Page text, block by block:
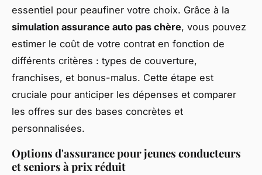
essentiel pour peaufiner votre choix. Grâce à la
simulation assurance auto pas chère, vous pouvez
estimer le coût de votre contrat en fonction de
différents critères : types de couverture,
franchises, et bonus-malus. Cette étape est
cruciale pour anticiper les dépenses et comparer
les offres sur des bases concrètes et
personnalisées.
Options d'assurance pour jeunes conducteurs
et seniors à prix réduit